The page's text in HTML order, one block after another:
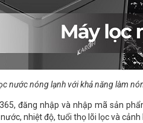
nước nóng lạnh với khả năng làm
đăng nhập và nhập mã sản
nhiệt độ, tuổi thọ lõi lọc và